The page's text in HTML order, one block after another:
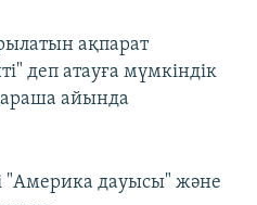
ақпарат
деп атауға мүмкіндік
айында
"Америка дауысы" және